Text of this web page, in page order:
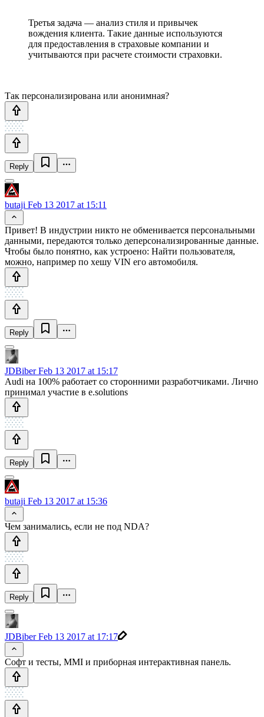
Третья задача — анализ стиля и привычек
вождения клиента. Такие данные используются
для предоставления в страховые компании и
учитываются при расчете стоимости страховки.
Так персонализирована или анонимная?
Reply
butaji Feb 13 2017 at 15:11
Привет! В индустрии никто не обменивается персональными
данными, передаются только деперсонализированные данные.
Чтобы было понятно, как устроено: Найти пользователя,
можно, например по хешу VIN его автомобиля.
Reply
JDBiberFeb 13 2017 at 15:17
Audi на 100% работает со сторонними разработчиками. Лично
принимал участие в e.solutions
Reply
butaji Feb 13 2017 at 15:36
Чем занимались, если не под NDA?
Reply
JDBiberFeb 13 2017 at 17:17
Софт и тесты, MMI и приборная интерактивная панель.